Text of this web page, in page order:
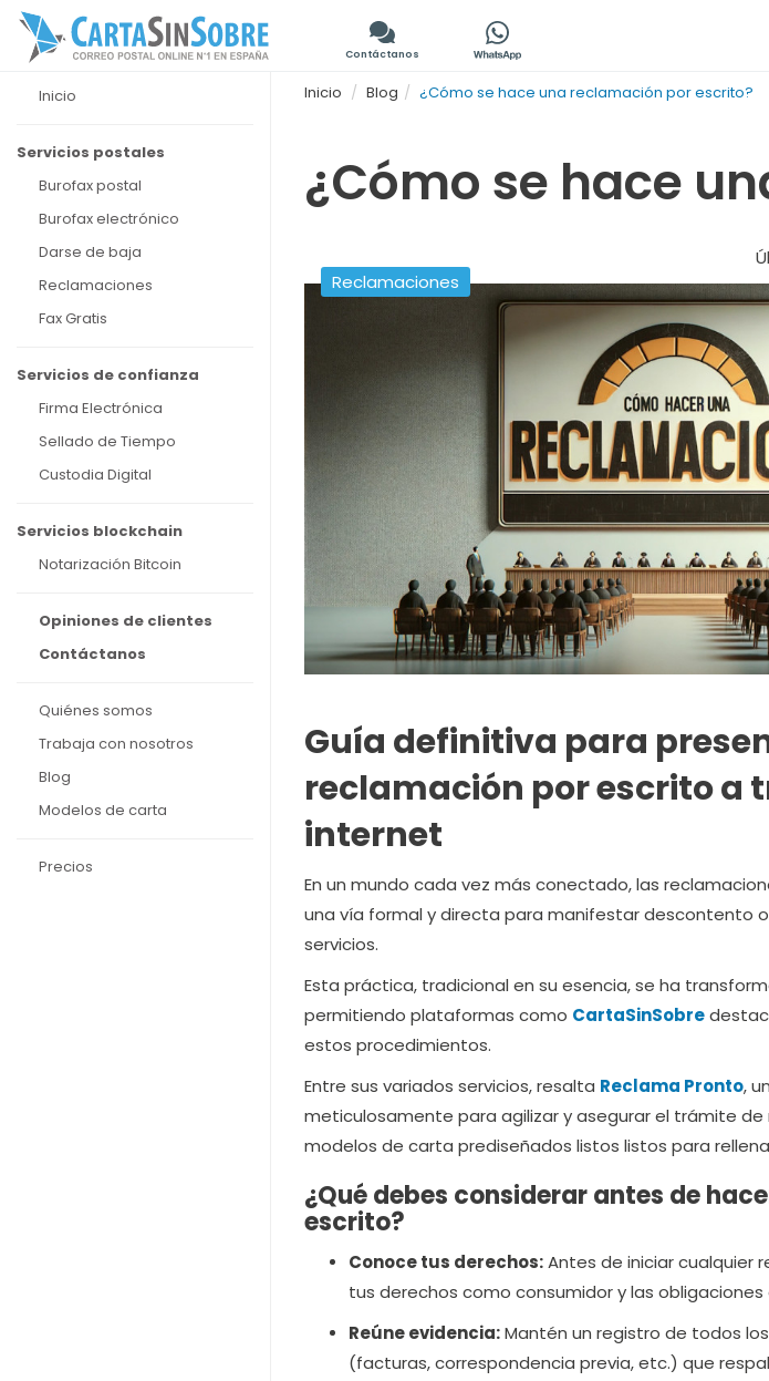
Contáctanos
Inicio
Servicios postales
Burofax postal
Burofax electrónico
Darse de baja
Reclamaciones
Fax Gratis
Servicios de confianza
Firma Electrónica
Sellado de Tiempo
Custodia Digital
Servicios blockchain
Notarización Bitcoin
Opiniones de clientes
Contáctanos
Quiénes somos
Trabaja con nosotros
Blog
Modelos de carta
Precios
Inicio Blog ¿Cómo se hace una reclamación por escrito?
¿Cómo se hace
Reclamaciones
Guía definitiva para
reclamación por escrito a
internet
En un mundo cada vez más conectado, las
una vía formal y directa para manifestar descontento
servicios.
Esta práctica, tradicional en su esencia, se ha
permitiendo plataformas como CartaSinSobre
estos procedimientos.
Entre sus variados servicios, resalta Reclama Pronto,
meticulosamente para agilizar y asegurar el trámite
modelos de carta prediseñados listos listos para
¿Qué debes considerar antes de
escrito?
Conoce tus derechos:Antes de iniciar cualquier
tus derechos como consumidor y las
Reúne evidencia:Mantén un registro de todos
(facturas, correspondencia previa, etc.) que